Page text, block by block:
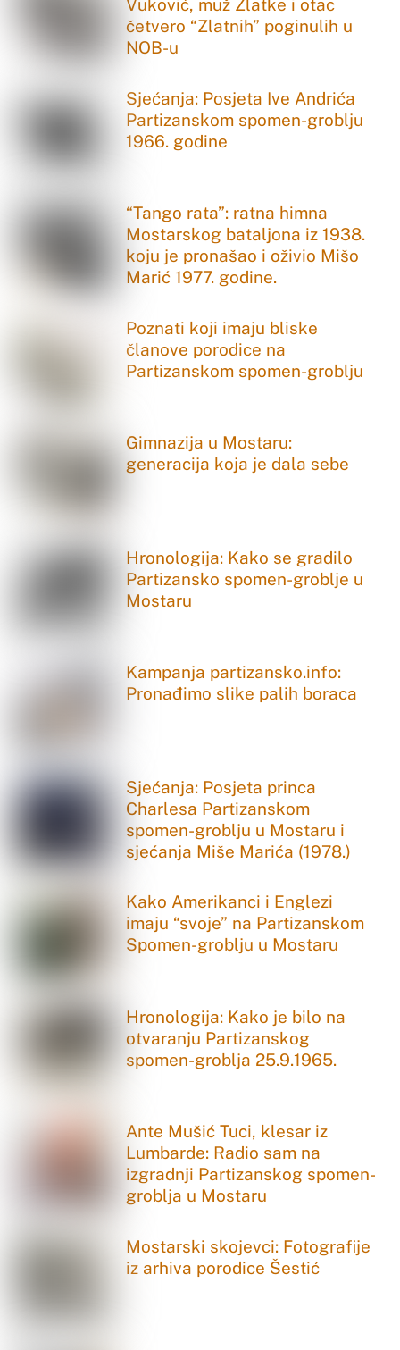
Vuković, muž Zlatke i otac
četvero “Zlatnih” poginulih u
NOB-u
Sjećanja: Posjeta Ive Andrića
Partizanskom spomen-groblju
1966. godine
“Tango rata”: ratna himna
Mostarskog bataljona iz 1938.
koju je pronašao i oživio Mišo
Marić 1977. godine.
Poznati koji imaju bliske
članove porodice na
Partizanskom spomen-groblju
Gimnazija u Mostaru:
generacija koja je dala sebe
Hronologija: Kako se gradilo
Partizansko spomen-groblje u
Mostaru
Kampanja partizansko.info:
Pronađimo slike palih boraca
Sjećanja: Posjeta princa
Charlesa Partizanskom
spomen-groblju u Mostaru i
sjećanja Miše Marića (1978.)
Kako Amerikanci i Englezi
imaju “svoje” na Partizanskom
Spomen-groblju u Mostaru
Hronologija: Kako je bilo na
otvaranju Partizanskog
spomen-groblja 25.9.1965.
Ante Mušić Tuci, klesar iz
Lumbarde: Radio sam na
izgradnji Partizanskog spomen-
groblja u Mostaru
Mostarski skojevci: Fotografije
iz arhiva porodice Šestić